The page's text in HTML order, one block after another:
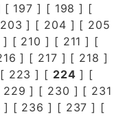
[ 197 ] [ 198 ] [
203 ] [ 204 ] [ 205
] [ 210 ] [ 211 ] [
] [ 217 ] [ 218 ]
223 ] [ 224 ] [
229 ] [ 230 ] [ 231
] [ 236 ] [ 237 ] [